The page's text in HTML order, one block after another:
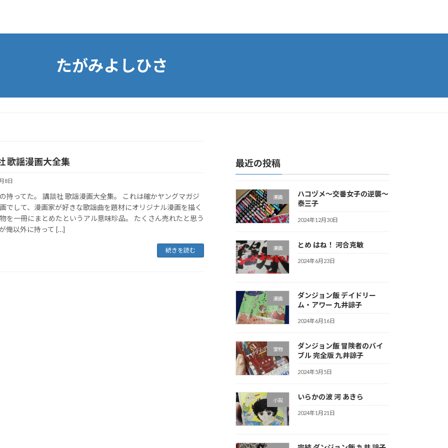
たがみよしひさ
歌謡漫画大全集
8日
持ってた。 講談社 歌謡漫画大全集。 これは確かヤングマガジ
でして、漫画家が好きな歌謡曲を題材にオリジナル漫画を描く
を一冊にまとめたというアル意味珍品。 たくさん売れたと思う
俺以外に持って […]
続きを読む
最近の投稿
漫画
ハコヅメ〜交番女子の逆襲〜
泰三子
2024年12月30日
漫画 とめ はね！ 河合克敏
2024年6月23日
漫画
ダンジョン飯 デイドリー
ム・アワー 九井諒子
2024年6月16日
宝物
ダンジョン飯 冒険者のバイ
ブル 完全版 九井諒子
2024年5月5日
小説 いらかの波 河 あきら
2024年1月21日